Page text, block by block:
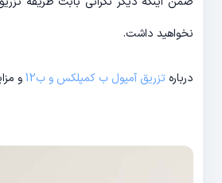
نخواهید داشت.
درباره تزریق آمپول ب کمپلکس و ب12 و